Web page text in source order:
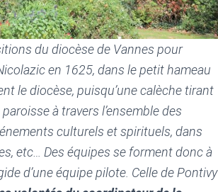
du diocèse de Vannes pour
en 1625, dans le petit hameau
le diocèse, puisqu’une calèche tirant
à travers l’ensemble des
culturels et spirituels, dans
etc… Des équipes se forment donc à
d’une équipe pilote. Celle de Pontivy